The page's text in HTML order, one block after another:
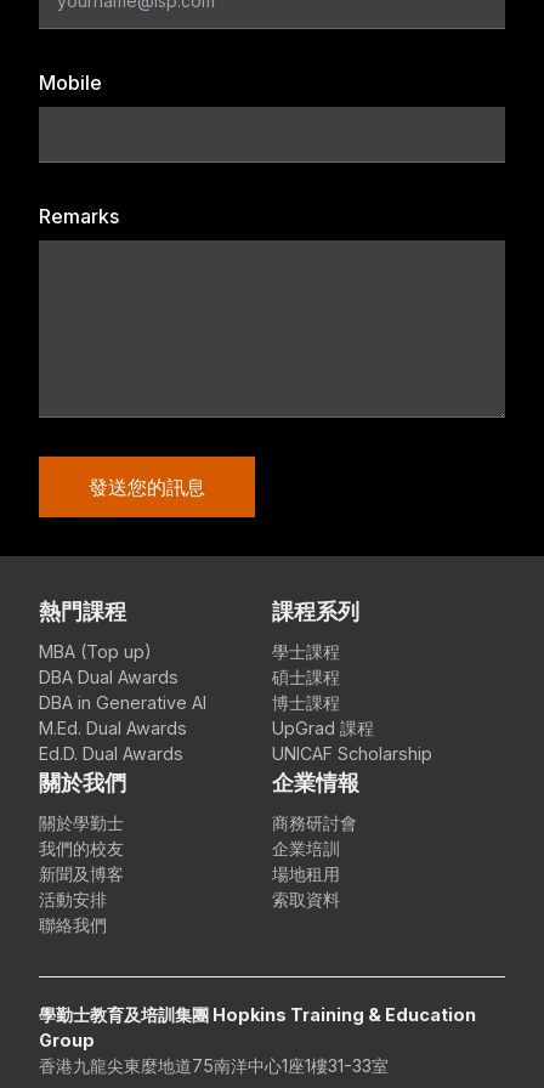
Mobile
Remarks
發送您的訊息
熱門課程
MBA (Top up)
DBA Dual Awards
DBA in Generative AI
M.Ed. Dual Awards
Ed.D. Dual Awards
課程系列
學士課程
碩士課程
博士課程
UpGrad 課程
UNICAF Scholarship
關於我們
關於學勤士
我們的校友
新聞及博客
活動安排
聯絡我們
企業情報
商務研討會
企業培訓
場地租用
索取資料
學勤士教育及培訓集團 Hopkins Training & Education
Group
香港九龍尖東麼地道75南洋中心1座1樓31-33室